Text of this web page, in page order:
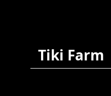
Tiki Farm